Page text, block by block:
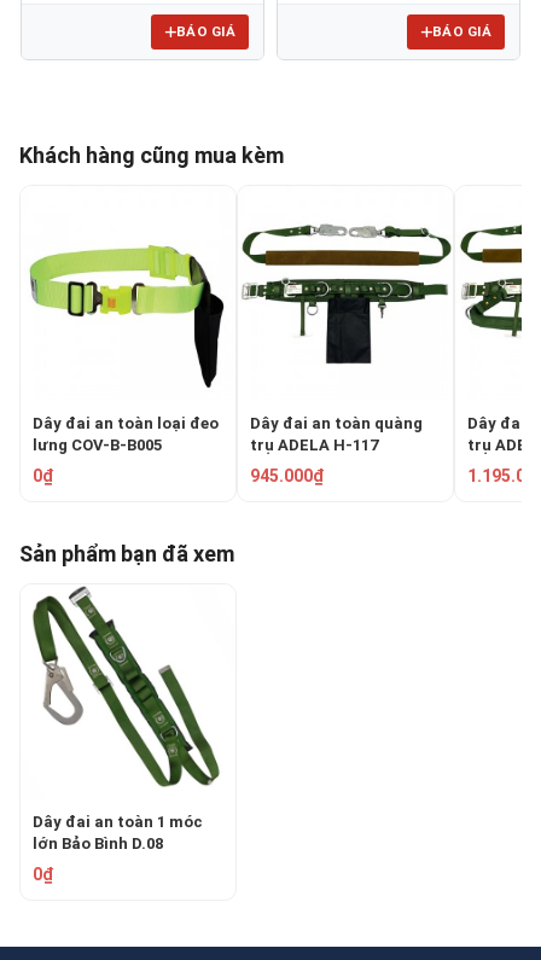
BÁO GIÁ BÁO GIÁ
Khách hàng cũng mua kèm
Dây đai an toàn loại đeo
lưng COV-B-B005
0₫
Dây đai an toàn quàng
trụ ADELA H-117
945.000₫
Dây đai
trụ
Sản phẩm bạn đã xem
Dây đai an toàn 1 móc
lớn Bảo Bình D.08
0₫